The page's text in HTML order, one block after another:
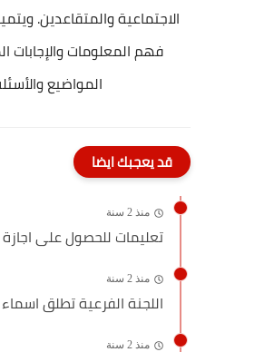
الاجتماعية والمتقاعدين.
فهم المعلومات
المواضيع
قد يعجبك ايضا
منذ 2 سنة
تعليمات للحصول على اجازة
منذ 2 سنة
اللجنة الفرعية تطلق
منذ 2 سنة